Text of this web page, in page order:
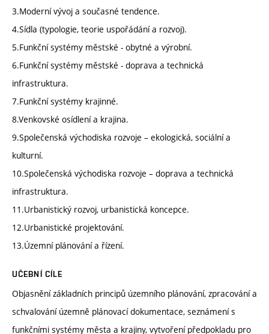
3.Moderní vývoj a současné tendence.
4.Sídla (typologie, teorie uspořádání a rozvoj).
5.Funkční systémy městské - obytné a výrobní.
6.Funkční systémy městské - doprava a technická
infrastruktura.
7.Funkční systémy krajinné.
8.Venkovské osídlení a krajina.
9.Společenská východiska rozvoje – ekologická, sociální a
kulturní.
10.Společenská východiska rozvoje – doprava a technická
infrastruktura.
11.Urbanistický rozvoj, urbanistická koncepce.
12.Urbanistické projektování.
13.Územní plánování a řízení.
UČEBNÍ CÍLE
Objasnění základních principů územního plánování, zpracování a
schvalování územně plánovací dokumentace, seznámení s
funkčními systémy města a krajiny, vytvoření předpokladu pro